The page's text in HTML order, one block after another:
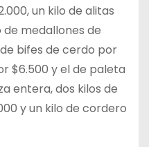
un kilo de alitas
de medallones de
bifes de cerdo por
$6.500 y el de paleta
entera, dos kilos de
y un kilo de cordero